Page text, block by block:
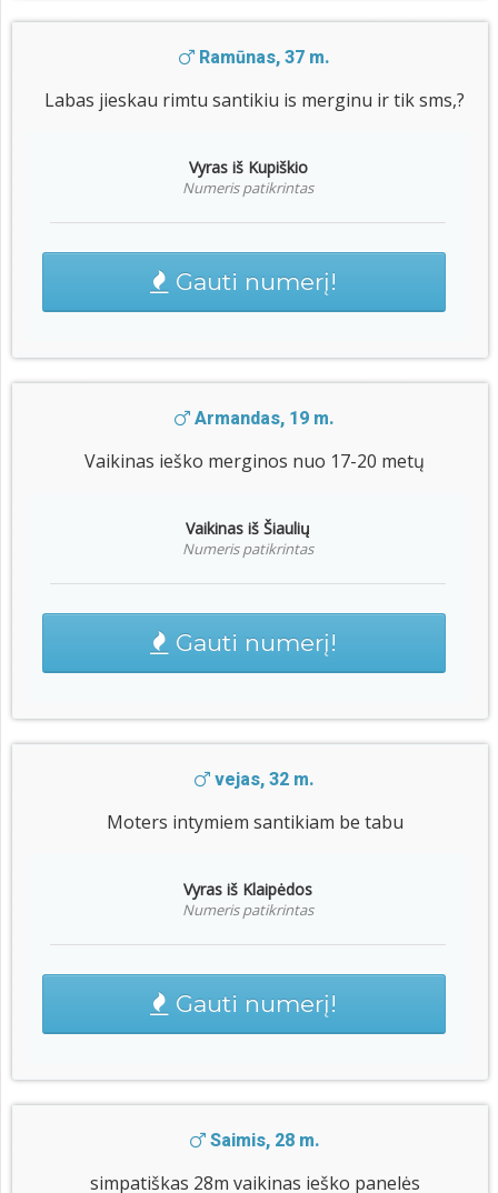
Ramūnas, 37 m.
Labas jieskau rimtu santikiu is merginu ir tik sms,?
Vyras iš Kupiškio
Numeris patikrintas
Gauti numerį!
Armandas, 19 m.
Vaikinas ieško merginos nuo 17-20 metų
Vaikinas iš Šiaulių
Numeris patikrintas
Gauti numerį!
vejas, 32 m.
Moters intymiem santikiam be tabu
Vyras iš Klaipėdos
Numeris patikrintas
Gauti numerį!
Saimis, 28 m.
simpatiškas 28m vaikinas ieško panelės